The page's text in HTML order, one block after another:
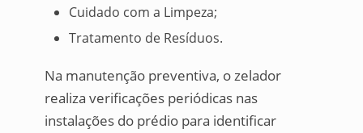
Cuidado com a Limpeza;
Tratamento de Resíduos.
Na manutenção preventiva, o zelador
realiza verificações periódicas nas
instalações do prédio para identificar